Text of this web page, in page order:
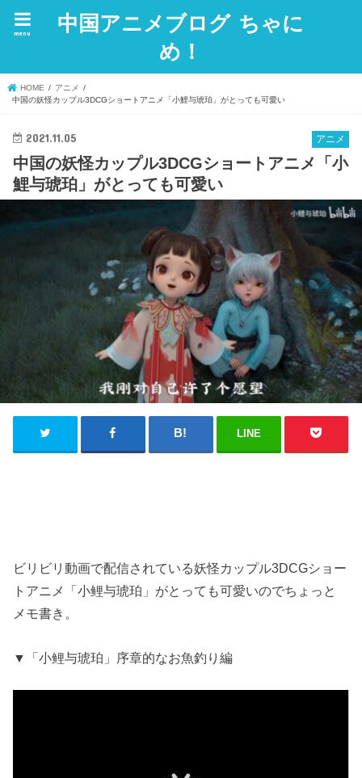
中国アニメブログ ちゃに
め！
menu
HOME
アニメ
中国の妖怪カップル3DCGショートアニメ「小鯉与琥珀」がとっても可愛い
アニメ
2021.11.05
中国の妖怪カップル3DCGショートアニメ「小
鯉与琥珀」がとっても可愛い
LINE
ビリビリ動画で配信されている妖怪カップル3DCGショー
トアニメ「小鲤与琥珀」がとっても可愛いのでちょっと
メモ書き。
▼「小鲤与琥珀」序章的なお魚釣り編